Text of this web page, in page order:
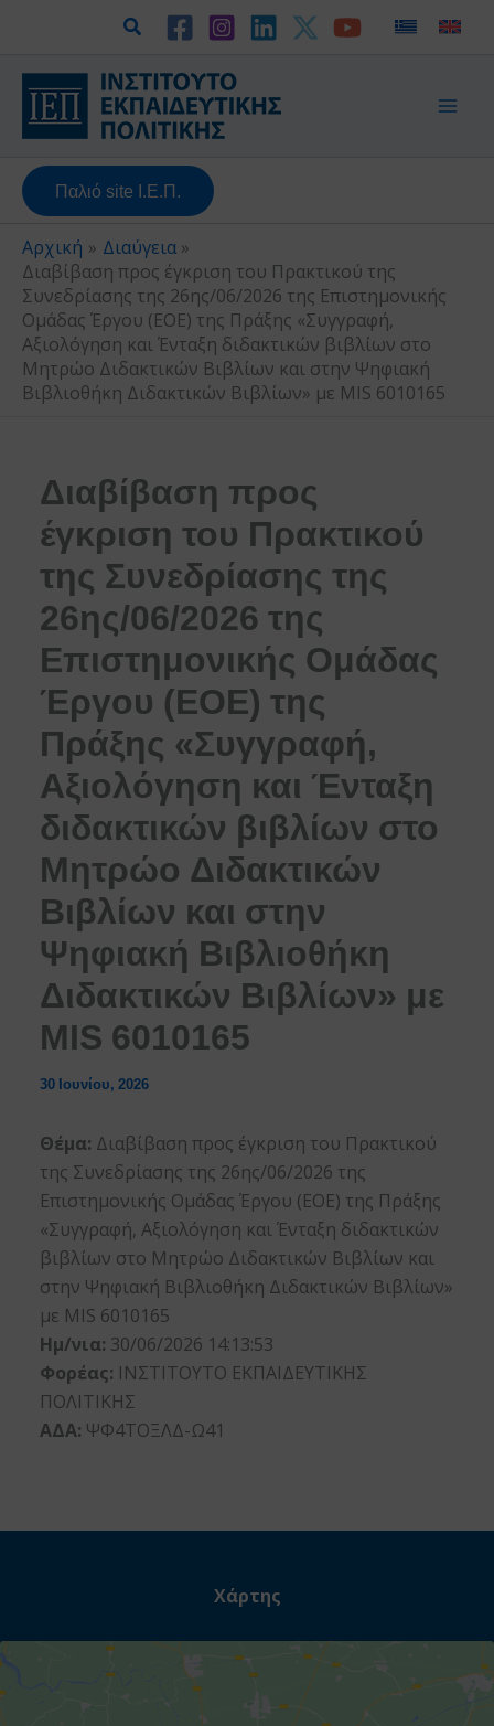
περιεχόμενο
Αναζήτηση
Παλιό site Ι.Ε.Π.
Αρχική
Διαύγεια
Διαβίβαση προς έγκριση του Πρακτικού της
Συνεδρίασης της 26ης/06/2026 της Επιστημονικής
Ομάδας Έργου (ΕΟΕ) της Πράξης «Συγγραφή,
Αξιολόγηση και Ένταξη διδακτικών βιβλίων στο
Μητρώο Διδακτικών Βιβλίων και στην Ψηφιακή
Βιβλιοθήκη Διδακτικών Βιβλίων» με MIS 6010165
Διαβίβαση προς
έγκριση του Πρακτικού
της Συνεδρίασης της
26ης/06/2026 της
Επιστημονικής Ομάδας
Έργου (ΕΟΕ) της
Πράξης «Συγγραφή,
Αξιολόγηση και Ένταξη
διδακτικών βιβλίων στο
Μητρώο Διδακτικών
Βιβλίων και στην
Ψηφιακή Βιβλιοθήκη
Διδακτικών Βιβλίων» με
MIS 6010165
30 Ιουνίου, 2026
Θέμα: Διαβίβαση προς έγκριση του Πρακτικού
της Συνεδρίασης της 26ης/06/2026 της
Επιστημονικής Ομάδας Έργου (ΕΟΕ) της Πράξης
«Συγγραφή, Αξιολόγηση και Ένταξη διδακτικών
βιβλίων στο Μητρώο Διδακτικών Βιβλίων και
στην Ψηφιακή Βιβλιοθήκη Διδακτικών Βιβλίων»
με MIS 6010165
Ημ/νια: 30/06/2026 14:13:53
Φορέας: ΙΝΣΤΙΤΟΥΤΟ ΕΚΠΑΙΔΕΥΤΙΚΗΣ
ΠΟΛΙΤΙΚΗΣ
ΑΔΑ: ΨΦ4ΤΟΞΛΔ-Ω41
Χάρτης